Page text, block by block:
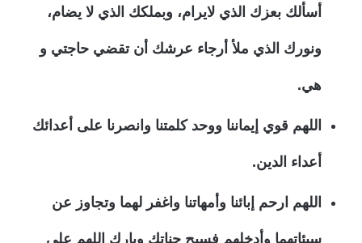
أسألك بعزك الذي لايرام، وبملكك الذي لا يضام،
ونورك الذي ملأ أرجاء عرشك أن تقضي حاجتي و
هي.
اللهم قوي إيماننا ووحد كلمتنا وانصرنا على أعدائك
أعداء الدين.
اللهم ارحم إبائنا وأمهاتنا واغفر لهما وتجاوز عن
سيئاتهما وأدخلهم فسيح جناتك وبارك اللهم على